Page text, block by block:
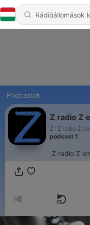
Podcastok
Z radio Z
Z : Z radio Z
podcast 1
Z radio Z